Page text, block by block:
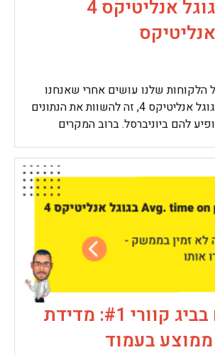
פערים בין גוגל אנליטיקס 4
שלנו עושים אחרי שאנחנו
מתקינים להם את גוגל אנליטיקס 4, זה להשוות את הנתונים
להם ביוניברסל. ברוב המקרים
איך עושים בביג קוורי #1: מדידת
ממוצע בעמוד